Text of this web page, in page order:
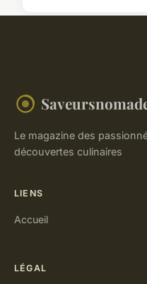
Le magazine des
découvertes culinaires
LIENS
Accueil
LÉGAL